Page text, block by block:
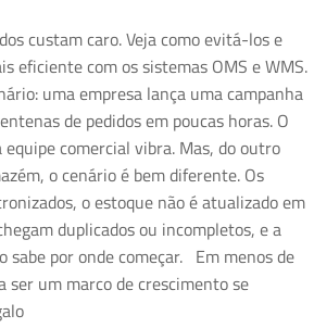
custam caro. Veja como evitá-los e
eficiente com os sistemas OMS e WMS.
uma empresa lança uma campanha
de pedidos em poucas horas. O
comercial vibra. Mas, do outro
o cenário é bem diferente. Os
o estoque não é atualizado em
duplicados ou incompletos, e a
sabe por onde começar. Em menos de
ser um marco de crescimento se